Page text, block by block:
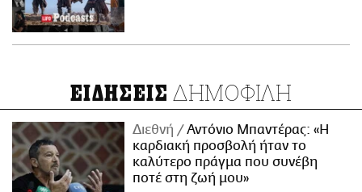
ΕΙΔΗΣΕΙΣ ΔΗΜΟΦΙΛΗ
Διεθνή
Αντόνιο Μπαντέρας: «Η
καρδιακή προσβολή ήταν το
καλύτερο πράγμα που συνέβη
ποτέ στη ζωή μου»